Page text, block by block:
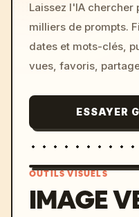
Laissez l'IA chercher
milliers de prompts.
dates et mots-clés,
vues, favoris,
ESSAYER
OUTILS VISUELS
IMAGE